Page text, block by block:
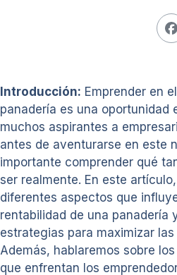
Introducción: Emprender en
panadería es una oportunidad
muchos aspirantes a
antes de aventurarse en este
importante comprender qué
ser realmente. En este
diferentes aspectos que
rentabilidad de una panadería
estrategias para maximizar
Además, hablaremos sobre
que enfrentan los